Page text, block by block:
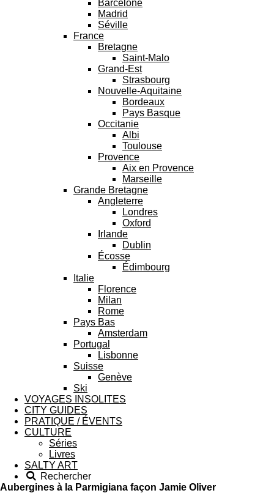
Barcelone
Madrid
Séville
France
Bretagne
Saint-Malo
Grand-Est
Strasbourg
Nouvelle-Aquitaine
Bordeaux
Pays Basque
Occitanie
Albi
Toulouse
Provence
Aix en Provence
Marseille
Grande Bretagne
Angleterre
Londres
Oxford
Irlande
Dublin
Écosse
Édimbourg
Italie
Florence
Milan
Rome
Pays Bas
Amsterdam
Portugal
Lisbonne
Suisse
Genève
Ski
VOYAGES INSOLITES
CITY GUIDES
PRATIQUE / ÉVENTS
CULTURE
Séries
Livres
SALTY ART
Rechercher
Aubergines à la Parmigiana façon Jamie Oliver